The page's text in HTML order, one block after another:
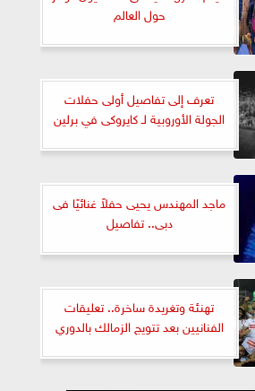
حول العالم
تعرف إلى تفاصيل أولى حفلات
الجولة الأوروبية لـ كايروكى في برلين
ماجد المهندس يحيى حفلاً غنائيًا فى
دبى.. تفاصيل
تهنئة وتغريدة ساخرة.. تعليقات
الفنانيين بعد تتويج الزمالك بالدوري